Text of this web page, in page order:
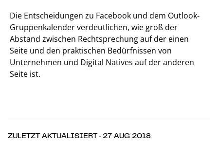
Die Entscheidungen zu Facebook und dem Outlook-
Gruppenkalender verdeutlichen, wie groß der
Abstand zwischen Rechtsprechung auf der einen
Seite und den praktischen Bedürfnissen von
Unternehmen und Digital Natives auf der anderen
Seite ist.
ZULETZT AKTUALISIERT · 27 AUG 2018